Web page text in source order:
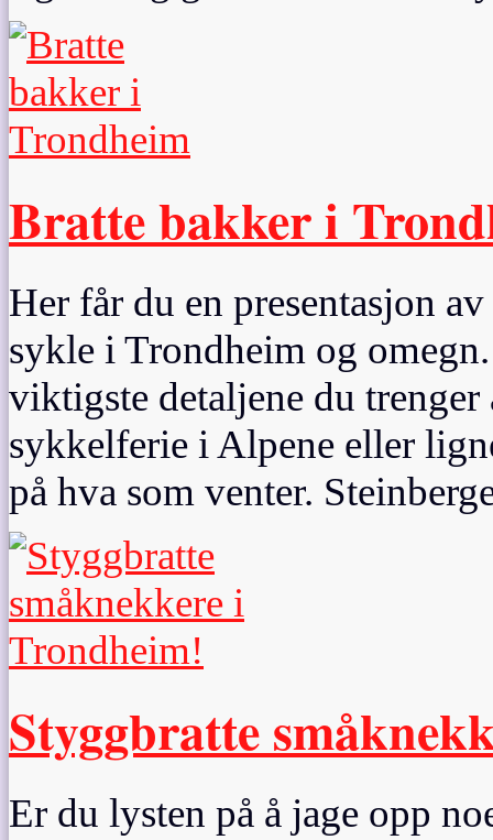
Bratte bakker i
Her får du en presentasjon
sykle i Trondheim og
viktigste detaljene du
sykkelferie i Alpene eller
på hva som venter.
Styggbratte
Er du lysten på å jage opp